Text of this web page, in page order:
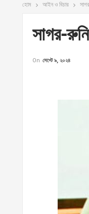
হোম আইন ও বিচার
সাগর-
On সেপ্টে ৯, ২০২৪